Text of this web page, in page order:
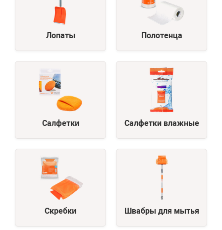
Лопаты Полотенца
Салфетки Салфетки влажные
Скребки Швабры для мытья